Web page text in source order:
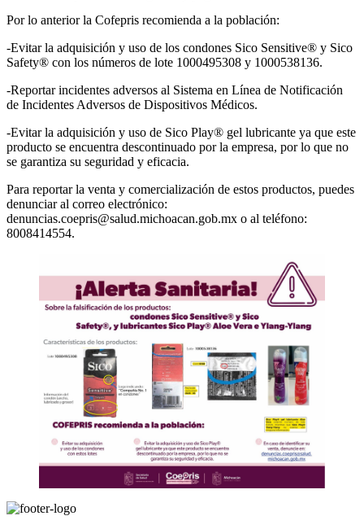
Por lo anterior la Cofepris recomienda a la población:
-Evitar la adquisición y uso de los condones Sico Sensitive® y Sico
Safety® con los números de lote 1000495308 y 1000538136.
-Reportar incidentes adversos al Sistema en Línea de Notificación
de Incidentes Adversos de Dispositivos Médicos.
-Evitar la adquisición y uso de Sico Play® gel lubricante ya que este
producto se encuentra descontinuado por la empresa, por lo que no
se garantiza su seguridad y eficacia.
Para reportar la venta y comercialización de estos productos, puedes
denunciar al correo electrónico:
denuncias.coepris@salud.michoacan.gob.mx o al teléfono:
8008414554.